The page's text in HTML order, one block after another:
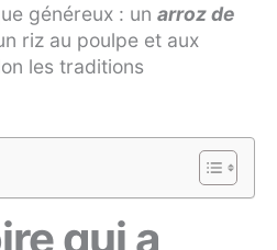
généreux : un arroz de
riz au poulpe et aux
les traditions
qui a